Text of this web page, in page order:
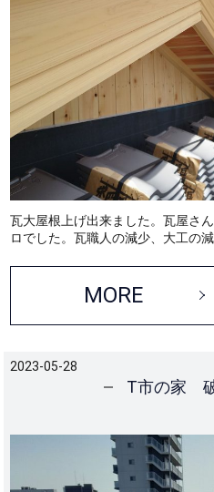
瓦大屋根上げ出来ました。瓦屋さ
ロでした。瓦職人の減少、大工の
MORE
2023-05-28
T市の家